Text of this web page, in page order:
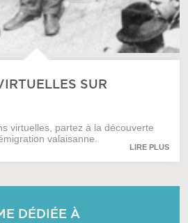
SUR
virtuelles, partez à la découverte
valaisanne.
LIRE PLUS
DÉDIÉE À